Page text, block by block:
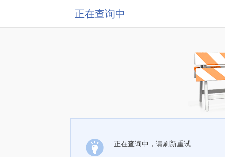
正在查询中
正在查询中，请刷新重试